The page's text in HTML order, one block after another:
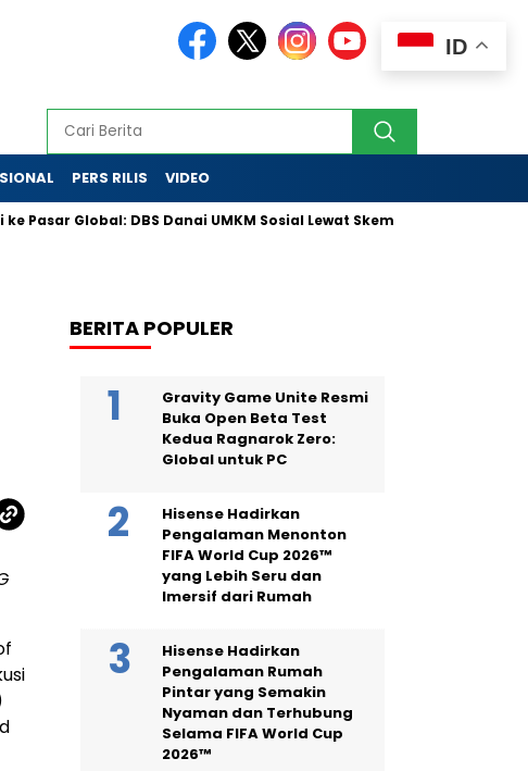
PERS RILIS VIDEO
Global: DBS Danai UMKM Sosial Lewat Skema Inovatif
BERITA POPULER
Gravity Game Unite Resmi
Buka Open Beta Test
Kedua Ragnarok Zero:
Global untuk PC
Hisense Hadirkan
Pengalaman Menonton
FIFA World Cup 2026™
yang Lebih Seru dan
Imersif dari Rumah
Hisense Hadirkan
Pengalaman Rumah
Pintar yang Semakin
Nyaman dan Terhubung
Selama FIFA World Cup
2026™
ID